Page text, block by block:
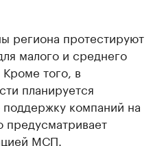
региона протестируют
малого и среднего
того, в
планируется
компаний на
предусматривает
МСП.